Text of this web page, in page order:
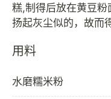
糕,制得后放在黄豆粉
用料
水磨糯米粉